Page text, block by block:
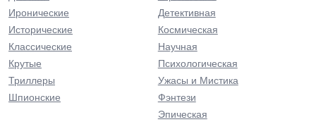
Иронические
Исторические
Классические
Крутые
Триллеры
Шпионские
Детективная
Космическая
Научная
Психологическая
Ужасы и Мистика
Фэнтези
Эпическая